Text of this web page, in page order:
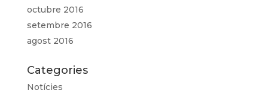
octubre 2016
setembre 2016
agost 2016
Categories
Notícies